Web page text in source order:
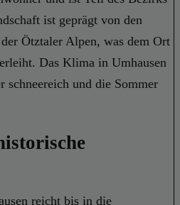
ist geprägt von den
Ötztaler Alpen, was dem Ort
Das Klima in Umhausen
und die Sommer
reicht bis in die